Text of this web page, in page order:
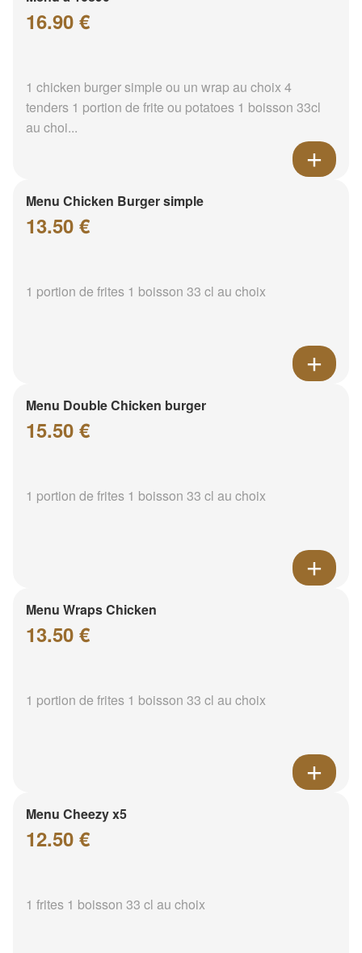
16.90 €
1 chicken burger simple ou un wrap au choix 4
tenders 1 portion de frite ou potatoes 1 boisson 33cl
au choi...
Menu Chicken Burger simple
13.50 €
1 portion de frites 1 boisson 33 cl au choix
Menu Double Chicken burger
15.50 €
1 portion de frites 1 boisson 33 cl au choix
Menu Wraps Chicken
13.50 €
1 portion de frites 1 boisson 33 cl au choix
Menu Cheezy x5
12.50 €
1 frites 1 boisson 33 cl au choix